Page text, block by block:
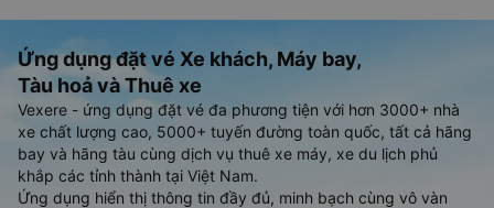
Ứng dụng đặt vé Xe khách, Máy bay,
Tàu hoả và Thuê xe
Vexere - ứng dụng đặt vé đa phương tiện với hơn 3000+ nhà
xe chất lượng cao, 5000+ tuyến đường toàn quốc, tất cả hãng
bay và hãng tàu cùng dịch vụ thuê xe máy, xe du lịch phủ
khắp các tỉnh thành tại Việt Nam.
Ứng dụng hiển thị thông tin đầy đủ, minh bạch cùng vô vàn